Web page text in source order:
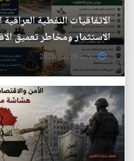
الاتفاقيات النفطية
الاستثمار ومخاطر تعميق
الأحد 26 تموز 2026